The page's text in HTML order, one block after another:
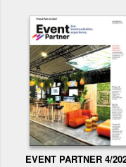
EVENT PARTNER 4/